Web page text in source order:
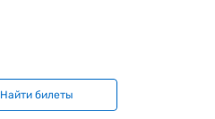
Найти билеты